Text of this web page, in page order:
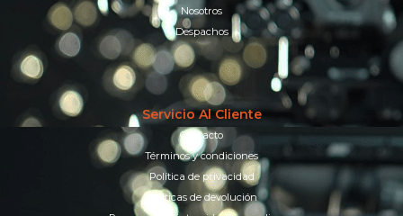
Nosotros
Despachos
Servicio Al Cliente
Contacto
Términos y condiciones
Política de privacidad
Políticas de devolución